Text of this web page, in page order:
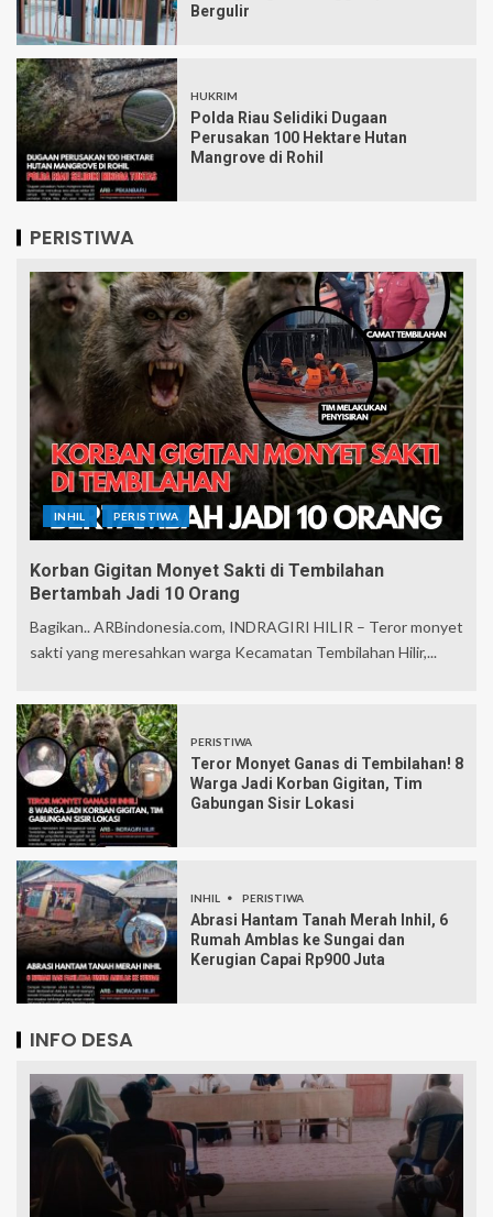
Bergulir
HUKRIM
Polda Riau Selidiki Dugaan
Perusakan 100 Hektare Hutan
Mangrove di Rohil
PERISTIWA
INHIL PERISTIWA
Korban Gigitan Monyet Sakti di Tembilahan
Bertambah Jadi 10 Orang
Bagikan.. ARBindonesia.com, INDRAGIRI HILIR – Teror monyet
sakti yang meresahkan warga Kecamatan Tembilahan Hilir,...
PERISTIWA
Teror Monyet Ganas di Tembilahan! 8
Warga Jadi Korban Gigitan, Tim
Gabungan Sisir Lokasi
INHIL PERISTIWA
Abrasi Hantam Tanah Merah Inhil, 6
Rumah Amblas ke Sungai dan
Kerugian Capai Rp900 Juta
INFO DESA